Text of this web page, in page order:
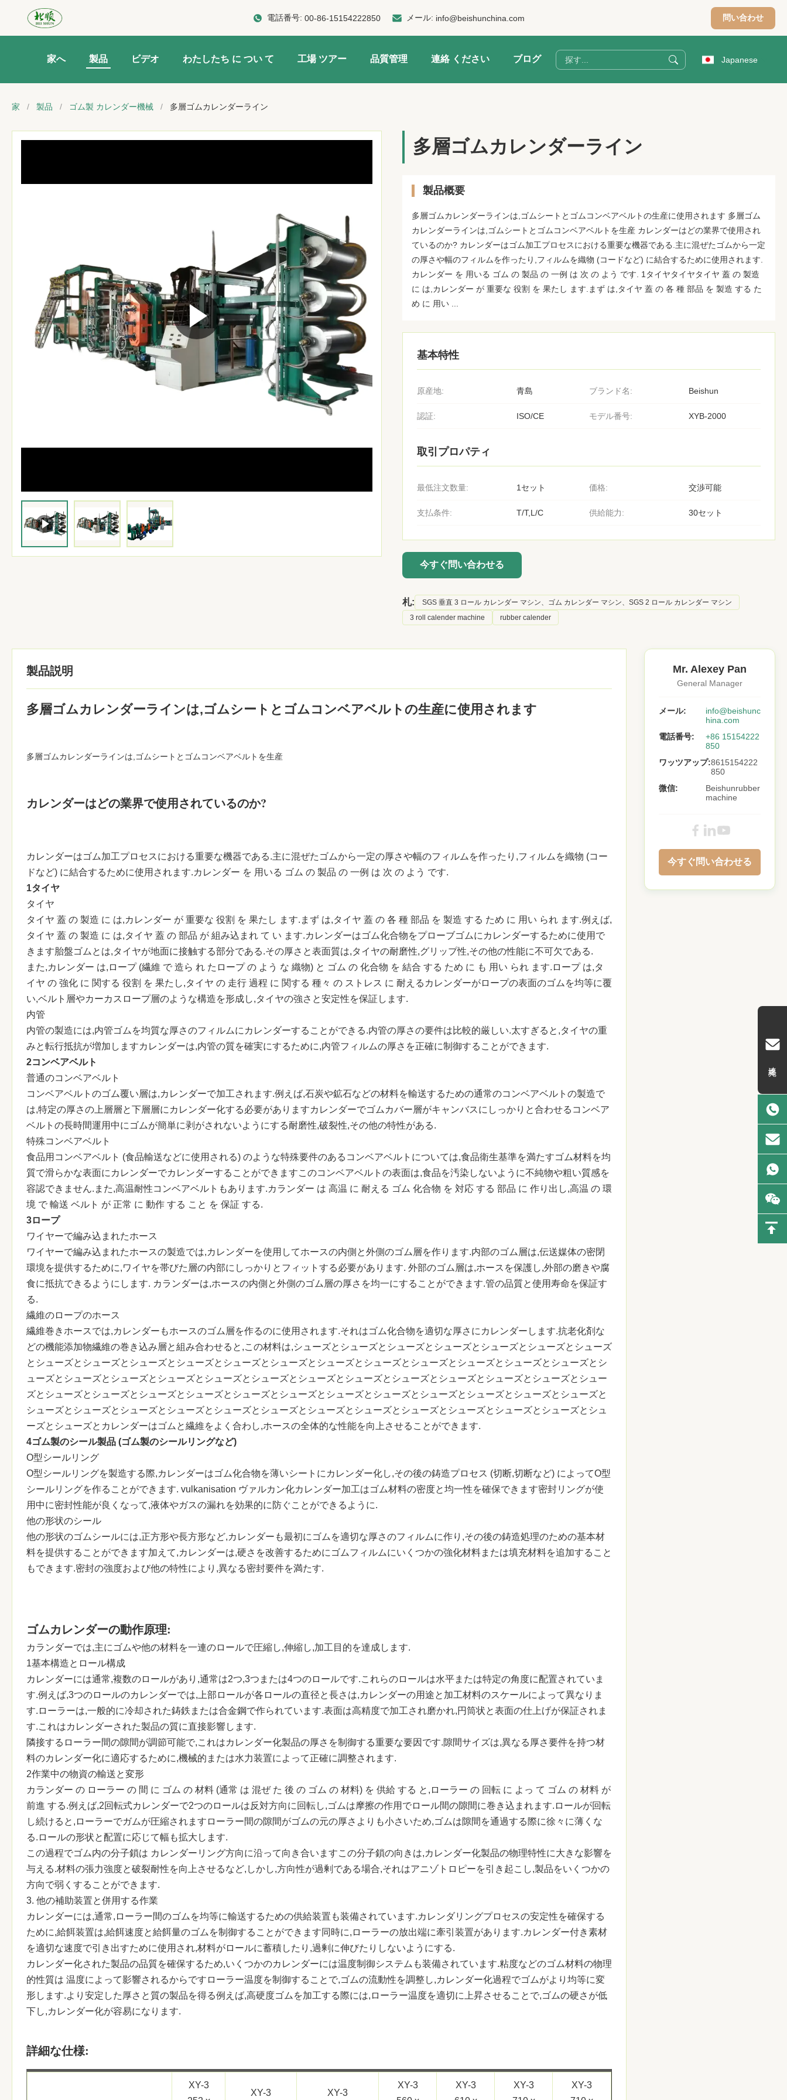
電話番号: 00-86-15154222850 メール: info@beishunchina.com 問い合わせ
家へ 製品 ビデオ わたしたち に つい て 工場 ツアー 品質管理 連絡 ください ブログ Japanese
家 / 製品 / ゴム製 カレンダー機械 / 多層ゴムカレンダーライン
多層ゴムカレンダーライン
製品概要
多層ゴムカレンダーラインは,ゴムシートとゴムコンベアベルトの生産に使用されます 多層ゴム
カレンダーラインは,ゴムシートとゴムコンベアベルトを生産 カレンダーはどの業界で使用され
ているのか? カレンダーはゴム加工プロセスにおける重要な機器である.主に混ぜたゴムから一定
の厚さや幅のフィルムを作ったり,フィルムを織物 (コードなど) に結合するために使用されます.
カレンダー を 用いる ゴム の 製品 の 一例 は 次 の よう です. 1タイヤタイヤタイヤ 蓋 の 製造
に は,カレンダー が 重要な 役割 を 果たし ます.まず は,タイヤ 蓋 の 各 種 部品 を 製造 する た
め に 用い ...
基本特性
原産地: 青島 ブランド名: Beishun
認証: ISO/CE モデル番号: XYB-2000
取引プロパティ
最低注文数量: 1セット 価格: 交渉可能
支払条件: T/T,L/C 供給能力: 30セット
今すぐ問い合わせる
札:
SGS 垂直 3 ロール カレンダー マシン、ゴム カレンダー マシン、SGS 2 ロール カレンダー マシン
3 roll calender machine
rubber calender
製品説明
多層ゴムカレンダーラインは,ゴムシートとゴムコンベアベルトの生産に使用されます
多層ゴムカレンダーラインは,ゴムシートとゴムコンベアベルトを生産
カレンダーはどの業界で使用されているのか?
カレンダーはゴム加工プロセスにおける重要な機器である.主に混ぜたゴムから一定の厚さや幅のフィルムを作ったり,フィルムを織物 (コー
ドなど) に結合するために使用されます.カレンダー を 用いる ゴム の 製品 の 一例 は 次 の よう です.
1タイヤ
タイヤ
タイヤ 蓋 の 製造 に は,カレンダー が 重要な 役割 を 果たし ます.まず は,タイヤ 蓋 の 各 種 部品 を 製造 する ため に 用い られ ます.例えば,
タイヤ 蓋 の 製造 に は,タイヤ 蓋 の 部品 が 組み込まれ て い ます.カレンダーはゴム化合物をプローブゴムにカレンダーするために使用で
きます胎盤ゴムとは,タイヤが地面に接触する部分である.その厚さと表面質は,タイヤの耐磨性,グリップ性,その他の性能に不可欠である.
また,カレンダー は,ロープ (繊維 で 造ら れ たロープ の よう な 織物) と ゴム の 化合物 を 結合 する ため に も 用い られ ます.ロープ は,タ
イヤ の 強化 に 関する 役割 を 果たし,タイヤ の 走行 過程 に 関する 種々 の ストレス に 耐えるカレンダーがロープの表面のゴムを均等に覆
い,ベルト層やカーカスロープ層のような構造を形成し,タイヤの強さと安定性を保証します.
内管
内管の製造には,内管ゴムを均質な厚さのフィルムにカレンダーすることができる.内管の厚さの要件は比較的厳しい.太すぎると,タイヤの重
みと転行抵抗が増加しますカレンダーは,内管の質を確実にするために,内管フィルムの厚さを正確に制御することができます.
2コンベアベルト
普通のコンベアベルト
コンベアベルトのゴム覆い層は,カレンダーで加工されます.例えば,石炭や鉱石などの材料を輸送するための通常のコンベアベルトの製造で
は,特定の厚さの上層層と下層層にカレンダー化する必要がありますカレンダーでゴムカバー層がキャンバスにしっかりと合わせるコンベア
ベルトの長時間運用中にゴムが簡単に剥がされないようにする耐磨性,破裂性,その他の特性がある.
特殊コンベアベルト
食品用コンベアベルト (食品輸送などに使用される) のような特殊要件のあるコンベアベルトについては,食品衛生基準を満たすゴム材料を均
質で滑らかな表面にカレンダーでカレンダーすることができますこのコンベアベルトの表面は,食品を汚染しないように不純物や粗い質感を
容認できません.また,高温耐性コンベアベルトもあります.カランダー は 高温 に 耐える ゴム 化合物 を 対応 する 部品 に 作り出し,高温 の 環
境 で 輸送 ベルト が 正常 に 動作 する こと を 保証 する.
3ロープ
ワイヤーで編み込まれたホース
ワイヤーで編み込まれたホースの製造では,カレンダーを使用してホースの内側と外側のゴム層を作ります.内部のゴム層は,伝送媒体の密閉
環境を提供するために,ワイヤを帯びた層の内部にしっかりとフィットする必要があります. 外部のゴム層は,ホースを保護し,外部の磨きや腐
食に抵抗できるようにします. カランダーは,ホースの内側と外側のゴム層の厚さを均一にすることができます.管の品質と使用寿命を保証す
る.
繊維のロープのホース
繊維巻きホースでは,カレンダーもホースのゴム層を作るのに使用されます.それはゴム化合物を適切な厚さにカレンダーします.抗老化剤な
どの機能添加物繊維の巻き込み層と組み合わせると,この材料は,シューズとシューズとシューズとシューズとシューズとシューズとシューズ
とシューズとシューズとシューズとシューズとシューズとシューズとシューズとシューズとシューズとシューズとシューズとシューズとシ
ューズとシューズとシューズとシューズとシューズとシューズとシューズとシューズとシューズとシューズとシューズとシューズとシュー
ズとシューズとシューズとシューズとシューズとシューズとシューズとシューズとシューズとシューズとシューズとシューズとシューズと
シューズとシューズとシューズとシューズとシューズとシューズとシューズとシューズとシューズとシューズとシューズとシューズとシュ
ーズとシューズとカレンダーはゴムと繊維をよく合わし,ホースの全体的な性能を向上させることができます.
4ゴム製のシール製品 (ゴム製のシールリングなど)
O型シールリング
O型シールリングを製造する際,カレンダーはゴム化合物を薄いシートにカレンダー化し,その後の鋳造プロセス (切断,切断など) によってO型
シールリングを作ることができます. vulkanisation ヴァルカン化カレンダー加工はゴム材料の密度と均一性を確保できます密封リングが使
用中に密封性能が良くなって,液体やガスの漏れを効果的に防ぐことができるように.
他の形状のシール
他の形状のゴムシールには,正方形や長方形など,カレンダーも最初にゴムを適切な厚さのフィルムに作り,その後の鋳造処理のための基本材
料を提供することができます加えて,カレンダーは,硬さを改善するためにゴムフィルムにいくつかの強化材料または填充材料を追加すること
もできます.密封の強度および他の特性により,異なる密封要件を満たす.
ゴムカレンダーの動作原理:
カランダーでは,主にゴムや他の材料を一連のロールで圧縮し,伸縮し,加工目的を達成します.
1基本構造とロール構成
カレンダーには通常,複数のロールがあり,通常は2つ,3つまたは4つのロールです.これらのロールは水平または特定の角度に配置されていま
す.例えば,3つのロールのカレンダーでは,上部ロールが各ロールの直径と長さは,カレンダーの用途と加工材料のスケールによって異なりま
す.ローラーは,一般的に冷却された鋳鉄または合金鋼で作られています.表面は高精度で加工され磨かれ,円筒状と表面の仕上げが保証されま
す.これはカレンダーされた製品の質に直接影響します.
隣接するローラー間の隙間が調節可能で,これはカレンダー化製品の厚さを制御する重要な要因です.隙間サイズは,異なる厚さ要件を持つ材
料のカレンダー化に適応するために,機械的または水力装置によって正確に調整されます.
2作業中の物資の輸送と変形
カランダー の ローラー の 間 に ゴム の 材料 (通常 は 混ぜ た 後 の ゴム の 材料) を 供給 する と,ローラー の 回転 に よっ て ゴム の 材料 が
前進 する.例えば,2回転式カレンダーで2つのロールは反対方向に回転し,ゴムは摩擦の作用でロール間の隙間に巻き込まれます.ロールが回転
し続けると,ローラーでガムが圧縮されますローラー間の隙間がゴムの元の厚さよりも小さいため,ゴムは隙間を通過する際に徐々に薄くな
る.ロールの形状と配置に応じて幅も拡大します.
この過程でゴム内の分子鎖は カレンダーリング方向に沿って向き合いますこの分子鎖の向きは,カレンダー化製品の物理特性に大きな影響を
与える.材料の張力強度と破裂耐性を向上させるなど,しかし,方向性が過剰である場合,それはアニゾトロピーを引き起こし,製品をいくつかの
方向で弱くすることができます.
3. 他の補助装置と併用する作業
カレンダーには,通常,ローラー間のゴムを均等に輸送するための供給装置も装備されています.カレンダリングプロセスの安定性を確保する
ために,給餌装置は,給餌速度と給餌量のゴムを制御することができます同時に,ローラーの放出端に牽引装置があります.カレンダー付き素材
を適切な速度で引き出すために使用され,材料がロールに蓄積したり,過剰に伸びたりしないようにする.
カレンダー化された製品の品質を確保するため,いくつかのカレンダーには温度制御システムも装備されています.粘度などのゴム材料の物理
的性質は 温度によって影響されるからですローラー温度を制御することで,ゴムの流動性を調整し,カレンダー化過程でゴムがより均等に変
形します.より安定した厚さと質の製品を得る例えば,高硬度ゴムを加工する際には,ローラー温度を適切に上昇させることで,ゴムの硬さが低
下し,カレンダー化が容易になります.
詳細な仕様:
XY-3
XY-3 XY-3
XY-3
XY-3
XY-3
XY-3
Mr. Alexey Pan
General Manager
メール:
info@beishunc
hina.com
電話番号:
+86 15154222
850
ワッツアップ:8615154222
850
微信:
Beishunrubber
machine
今すぐ問い合わせる